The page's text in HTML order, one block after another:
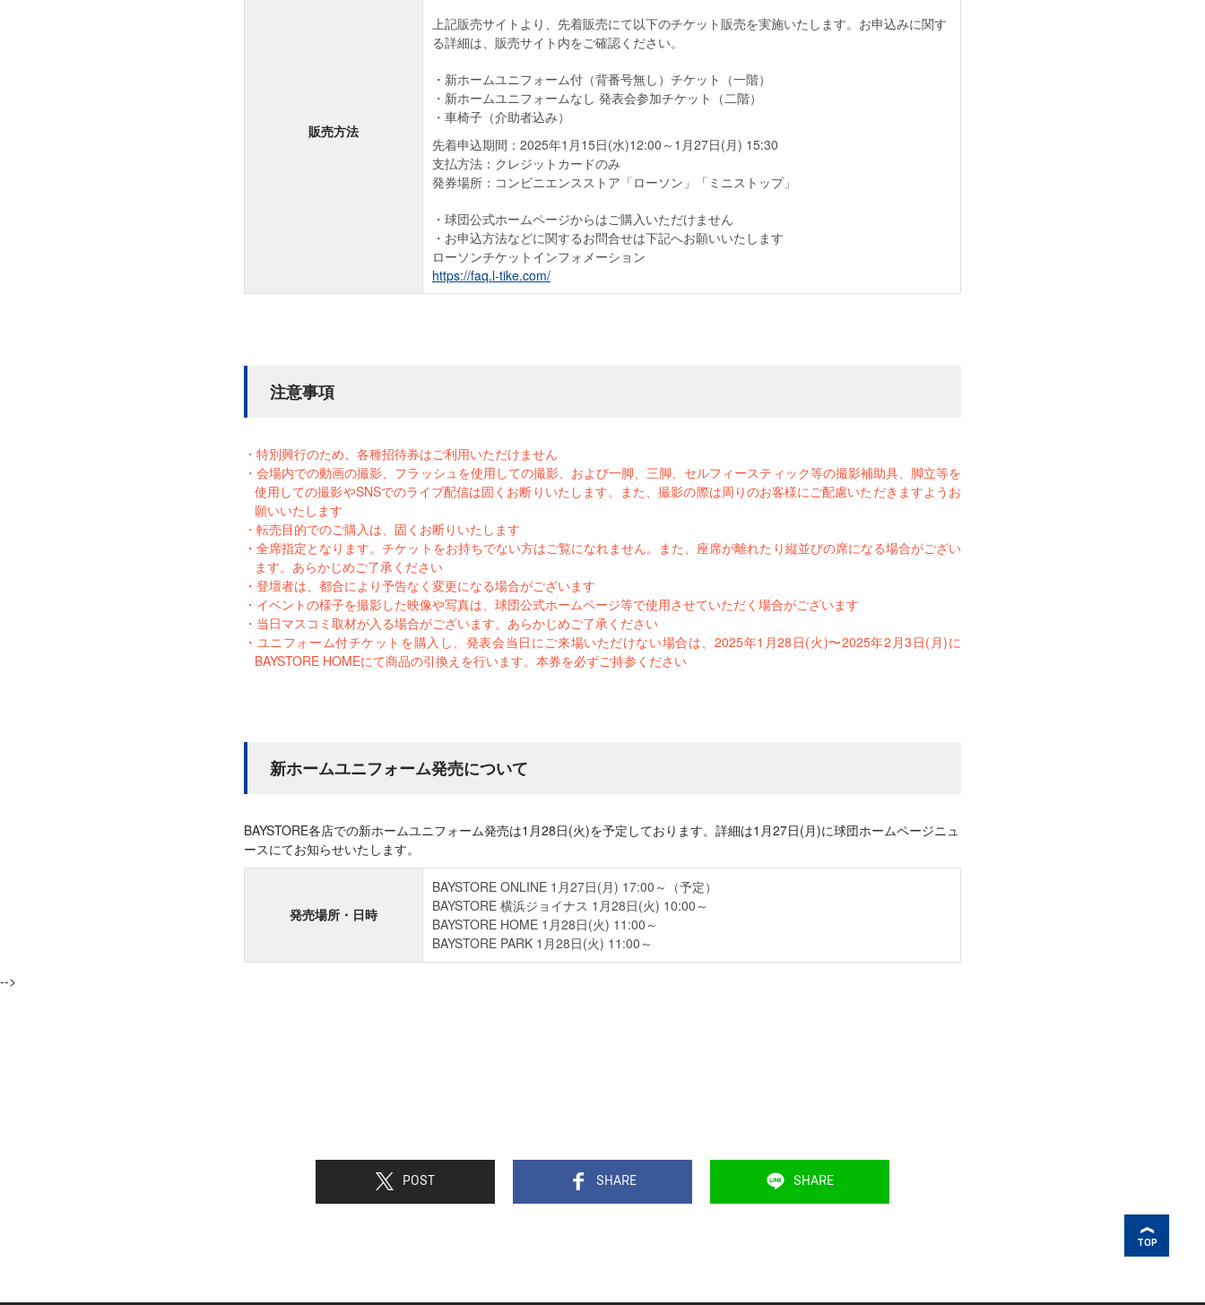
販売方法
上記販売サイトより、先着販売にて以下のチケット販売を実施いたします。お申込みに関す
る詳細は、販売サイト内をご確認ください。
新ホームユニフォーム付（背番号無し）チケット（一階）
新ホームユニフォームなし 発表会参加チケット（二階）
車椅子（介助者込み）
先着申込期間：2025年1月15日(水)12:00～1月27日(月) 15:30
支払方法：クレジットカードのみ
発券場所：コンビニエンスストア「ローソン」「ミニストップ」
球団公式ホームページからはご購入いただけません
お申込方法などに関するお問合せは下記へお願いいたします
ローソンチケットインフォメーション
https://faq.l-tike.com/
注意事項
特別興行のため、各種招待券はご利用いただけません
会場内での動画の撮影、フラッシュを使用しての撮影、および一脚、三脚、セルフィースティック等の撮影補助具、脚立等を
使用しての撮影やSNSでのライブ配信は固くお断りいたします。また、撮影の際は周りのお客様にご配慮いただきますようお
願いいたします
転売目的でのご購入は、固くお断りいたします
全席指定となります。チケットをお持ちでない方はご覧になれません。また、座席が離れたり縦並びの席になる場合がござい
ます。あらかじめご了承ください
登壇者は、都合により予告なく変更になる場合がございます
イベントの様子を撮影した映像や写真は、球団公式ホームページ等で使用させていただく場合がございます
当日マスコミ取材が入る場合がございます。あらかじめご了承ください
ユニフォーム付チケットを購入し、発表会当日にご来場いただけない場合は、2025年1月28日(火)〜2025年2月3日(月)に
BAYSTORE HOMEにて商品の引換えを行います。本券を必ずご持参ください
新ホームユニフォーム発売について
BAYSTORE各店での新ホームユニフォーム発売は1月28日(火)を予定しております。詳細は1月27日(月)に球団ホームページニュ
ースにてお知らせいたします。
発売場所・日時
BAYSTORE ONLINE 1月27日(月) 17:00～（予定）
BAYSTORE 横浜ジョイナス 1月28日(火) 10:00～
BAYSTORE HOME 1月28日(火) 11:00～
BAYSTORE PARK 1月28日(火) 11:00～
-->
POST SHARE SHARE
TOP